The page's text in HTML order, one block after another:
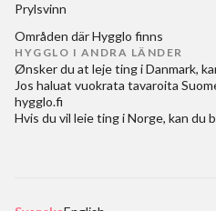
Prylsvinn
Områden där Hygglo finns
HYGGLO I ANDRA LÄNDER
Ønsker du at leje ting i Danmark,
Jos haluat vuokrata tavaroita
hygglo.fi
Hvis du vil leie ting i Norge, kan du